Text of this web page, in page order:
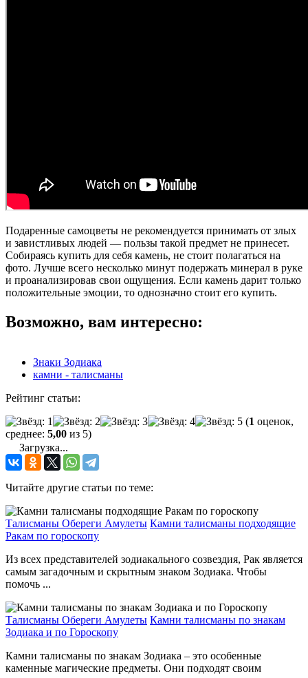
Подаренные самоцветы не рекомендуется принимать от злых
и завистливых людей — пользы такой предмет не принесет.
Собираясь купить для себя камень, не стоит полагаться на
фото. Лучше всего несколько минут подержать минерал в руке
и проанализировав свои ощущения. Если камень дарит только
положительные эмоции, то однозначно стоит его купить.
Возможно, вам интересно:
Знаки Зодиака
камни - талисманы
Рейтинг статьи:
(1 оценок,
среднее: 5,00 из 5)
Загрузка...
Читайте другие статьи по теме:
Талисманы Обереги Амулеты Камни талисманы подходящие
Ракам по гороскопу
Из всех представителей зодиакального созвездия, Рак является
самым загадочным и скрытным знаком Зодиака. Чтобы
помочь ...
Талисманы Обереги Амулеты Камни талисманы по знакам
Зодиака и по Гороскопу
Камни талисманы по знакам Зодиака – это особенные
каменные магические предметы. Они подходят своим